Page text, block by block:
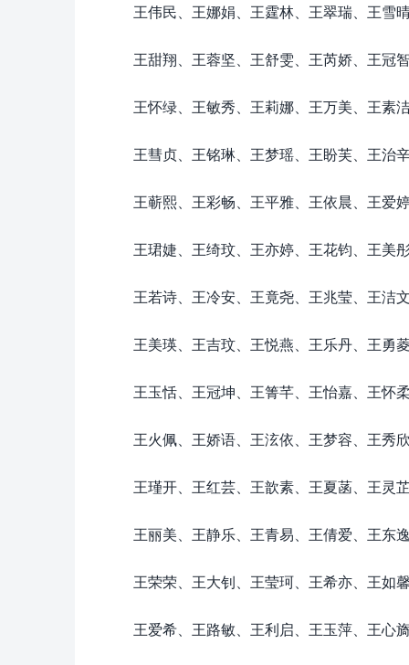
王伟民、王娜娟、王霆林、王翠瑞、王雪晴
王甜翔、王蓉坚、王舒雯、王芮娇、王冠智
王怀绿、王敏秀、王莉娜、王万美、王素洁
王彗贞、王铭琳、王梦瑶、王盼芙、王治辛
王蕲熙、王彩畅、王平雅、王依晨、王爱婷
王珺婕、王绮玟、王亦婷、王花钧、王美彤
王若诗、王冷安、王竟尧、王兆莹、王洁文
王美瑛、王吉玟、王悦燕、王乐丹、王勇菱
王玉恬、王冠坤、王箐芊、王怡嘉、王怀柔
王火佩、王娇语、王泫依、王梦容、王秀欣
王瑾开、王红芸、王歆素、王夏菡、王灵芷
王丽美、王静乐、王青易、王倩爱、王东逸
王荣荣、王大钊、王莹珂、王希亦、王如馨
王爱希、王路敏、王利启、王玉萍、王心旖